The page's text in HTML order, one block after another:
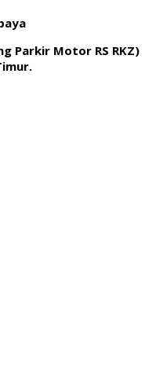
Parkir Motor RS RKZ)